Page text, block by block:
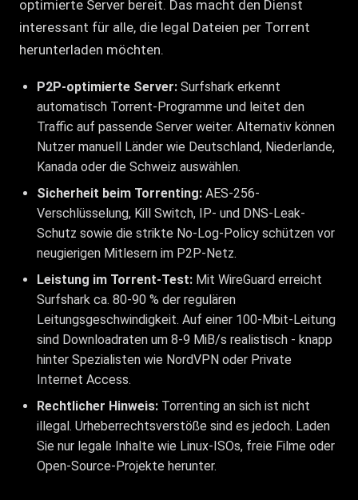
optimierte Server bereit. Das macht den Dienst
interessant für alle, die legal Dateien per Torrent
herunterladen möchten.
P2P-optimierte Server: Surfshark erkennt
automatisch Torrent-Programme und leitet den
Traffic auf passende Server weiter. Alternativ können
Nutzer manuell Länder wie Deutschland, Niederlande,
Kanada oder die Schweiz auswählen.
Sicherheit beim Torrenting: AES-256-
Verschlüsselung, Kill Switch, IP- und DNS-Leak-
Schutz sowie die strikte No-Log-Policy schützen vor
neugierigen Mitlesern im P2P-Netz.
Leistung im Torrent-Test: Mit WireGuard erreicht
Surfshark ca. 80-90 % der regulären
Leitungsgeschwindigkeit. Auf einer 100-Mbit-Leitung
sind Downloadraten um 8-9 MiB/s realistisch - knapp
hinter Spezialisten wie NordVPN oder Private
Internet Access.
Rechtlicher Hinweis: Torrenting an sich ist nicht
illegal. Urheberrechtsverstöße sind es jedoch. Laden
Sie nur legale Inhalte wie Linux-ISOs, freie Filme oder
Open-Source-Projekte herunter.